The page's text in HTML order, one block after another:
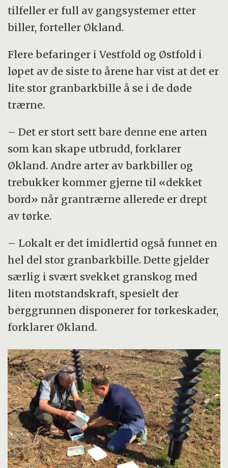
tilfeller er full av gangsystemer etter
biller, forteller Økland.
Flere befaringer i Vestfold og Østfold i
løpet av de siste to årene har vist at det er
lite stor granbarkbille å se i de døde
trærne.
– Det er stort sett bare denne ene arten
som kan skape utbrudd, forklarer
Økland. Andre arter av barkbiller og
trebukker kommer gjerne til «dekket
bord» når grantrærne allerede er drept
av tørke.
– Lokalt er det imidlertid også funnet en
hel del stor granbarkbille. Dette gjelder
særlig i svært svekket granskog med
liten motstandskraft, spesielt der
berggrunnen disponerer for tørkeskader,
forklarer Økland.